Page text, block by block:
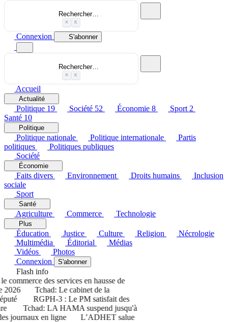
Rechercher…
⌘ K
Connexion S'abonner
Rechercher…
⌘ K
Accueil
Actualité
Politique 19 Société 52 Économie 8 Sport 2
Santé 10
Politique
Politique nationale Politique internationale
Partis
politiques
Politiques publiques
Société
Économie
Faits divers Environnement Droits humains
Inclusion
sociale
Sport
Santé
Agriculture Commerce Technologie
Plus
Éducation Justice Culture Religion
Nécrologie
Multimédia
Éditorial
Médias
Vidéos
Photos
Connexion
S'abonner
Flash info
des services en hausse de
Tchad: Le cabinet de la
RGPH-3 : Le PM satisfait des
Tchad: LA HAMA suspend jusqu'à
journaux en ligne
L’ADHET salue